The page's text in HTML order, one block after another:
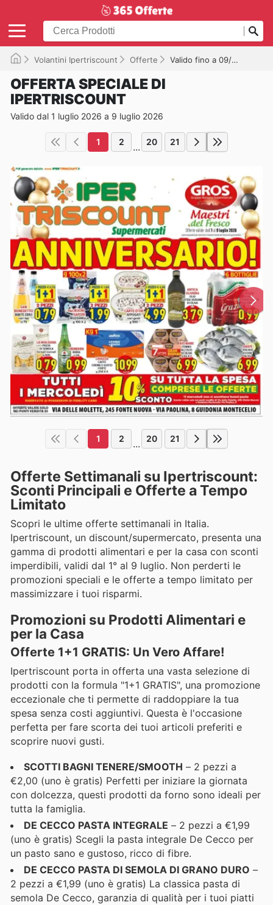
Volantini Ipertriscount Offerte Valido fino a 09/07/2026
OFFERTA SPECIALE DI
IPERTRISCOUNT
Valido dal 1 luglio 2026 a 9 luglio 2026
1 2 ... 20 21
1 2 ... 20 21
Offerte Settimanali su Ipertriscount:
Sconti Principali e Offerte a Tempo
Limitato
Scopri le ultime offerte settimanali in Italia.
Ipertriscount, un discount/supermercato, presenta una
gamma di prodotti alimentari e per la casa con sconti
imperdibili, validi dal 1° al 9 luglio. Non perderti le
promozioni speciali e le offerte a tempo limitato per
massimizzare i tuoi risparmi.
Promozioni su Prodotti Alimentari e
per la Casa
Offerte 1+1 GRATIS: Un Vero Affare!
Ipertriscount porta in offerta una vasta selezione di
prodotti con la formula "1+1 GRATIS", una promozione
eccezionale che ti permette di raddoppiare la tua
spesa senza costi aggiuntivi. Questa è l'occasione
perfetta per fare scorta dei tuoi articoli preferiti e
scoprire nuovi gusti.
SCOTTI BAGNI TENERE/SMOOTH – 2 pezzi a
€2,00 (uno è gratis) Perfetti per iniziare la giornata
con dolcezza, questi prodotti da forno sono ideali per
tutta la famiglia.
DE CECCO PASTA INTEGRALE – 2 pezzi a €1,99
(uno è gratis) Scegli la pasta integrale De Cecco per
un pasto sano e gustoso, ricco di fibre.
DE CECCO PASTA DI SEMOLA DI GRANO DURO –
2 pezzi a €1,99 (uno è gratis) La classica pasta di
semola De Cecco, garanzia di qualità per i tuoi piatti